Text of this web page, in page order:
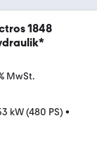
1848
MwSt.
kW (480 PS) •